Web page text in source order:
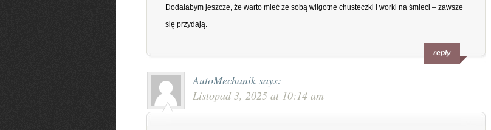
Dodałabym jeszcze, że warto mieć ze sobą wilgotne chusteczki i worki na śmieci – zawsze
się przydają.
reply
AutoMechanik says:
Listopad 3, 2025 at 10:14 am